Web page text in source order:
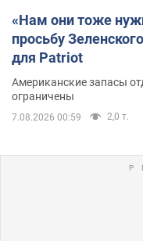
«Нам они тоже
просьбу
для Patriot
Американские запасы
ограничены
7.08.2026 00:59 2,0 т.